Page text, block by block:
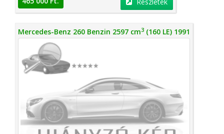
Mercedes-Benz 260 Benzin 2597 cm3 (160 LE) 1991